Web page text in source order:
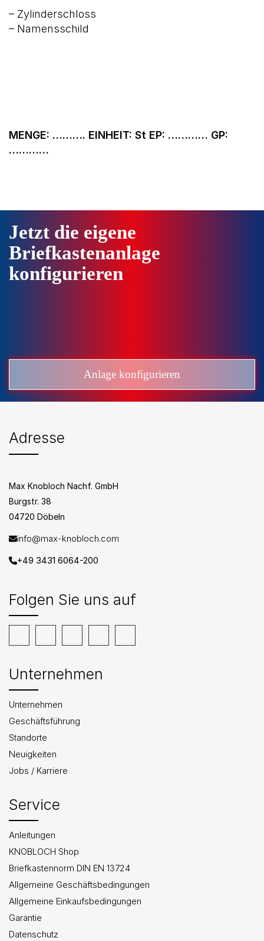
– Zylinderschloss
– Namensschild
MENGE: ………. EINHEIT: St EP: ………… GP:
…………
Jetzt die eigene
Briefkastenanlage
konfigurieren
Anlage konfigurieren
Adresse
Max Knobloch Nachf. GmbH
Burgstr. 38
04720 Döbeln
info@max-knobloch.com
+49 3431 6064-200
Folgen Sie uns auf
Unternehmen
Unternehmen
Geschäftsführung
Standorte
Neuigkeiten
Jobs / Karriere
Service
Anleitungen
KNOBLOCH Shop
Briefkastennorm DIN EN 13724
Allgemeine Geschäftsbedingungen
Allgemeine Einkaufsbedingungen
Garantie
Datenschutz